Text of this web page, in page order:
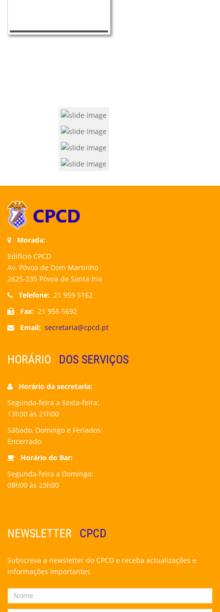
Morada:
Edifício CPCD
Av. Póvoa de Dom Martinho
2625-235 Póvoa de Santa Iria
Telefone: 21 959 5162
Fax: 21 956 5692
Email: secretaria@cpcd.pt
HORÁRIO DOS SERVIÇOS
Horário da secretaria:
Segunda-feira a Sexta-feira:
13h30 às 21h00
Sábado, Domingo e Feriados:
Encerrado
Horário do Bar:
Segunda-feira a Domingo:
08h00 às 23h00
NEWSLETTER CPCD
Subscreva a newsletter do CPCD e receba actualizações e
informações importantes